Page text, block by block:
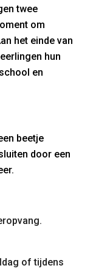
twee
om
het einde van
hun
en
beetje
door een
of tijdens